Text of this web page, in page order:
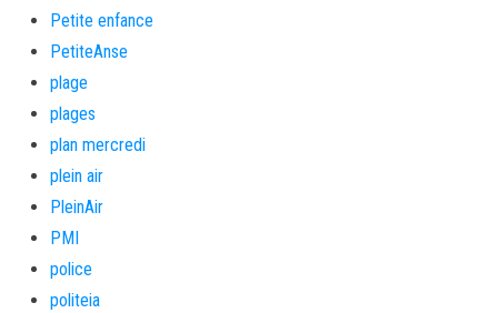
Petite enfance
PetiteAnse
plage
plages
plan mercredi
plein air
PleinAir
PMI
police
politeia